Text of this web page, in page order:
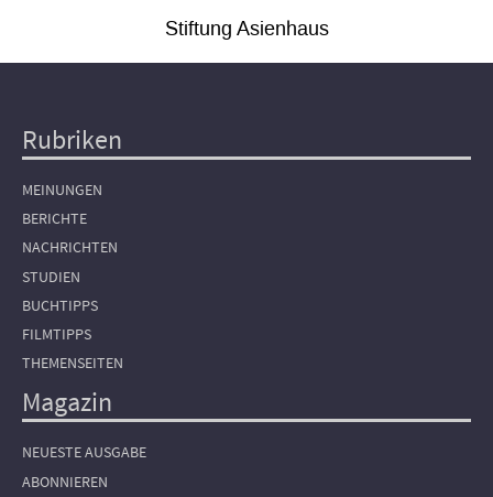
Stiftung Asienhaus
Hauptnavigation
Rubriken
MEINUNGEN
BERICHTE
NACHRICHTEN
STUDIEN
BUCHTIPPS
FILMTIPPS
THEMENSEITEN
Magazin
NEUESTE AUSGABE
ABONNIEREN